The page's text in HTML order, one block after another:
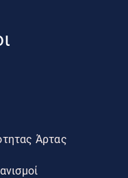
Άρτας